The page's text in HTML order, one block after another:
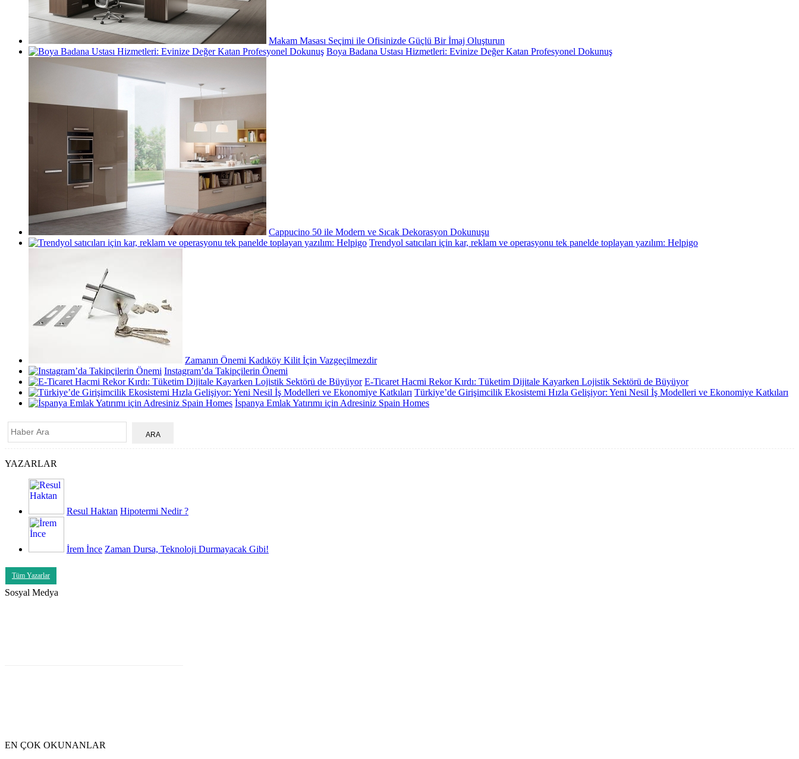
Makam Masası Seçimi ile Ofisinizde Güçlü Bir İmaj Oluşturun
Boya Badana Ustası Hizmetleri: Evinize Değer Katan Profesyonel Dokunuş
Cappucino 50 ile Modern ve Sıcak Dekorasyon Dokunuşu
Trendyol satıcıları için kar, reklam ve operasyonu tek panelde toplayan yazılım: Helpigo
Zamanın Önemi Kadıköy Kilit İçin Vazgeçilmezdir
Instagram’da Takipçilerin Önemi
E-Ticaret Hacmi Rekor Kırdı: Tüketim Dijitale Kayarken Lojistik Sektörü de Büyüyor
Türkiye’de Girişimcilik Ekosistemi Hızla Gelişiyor: Yeni Nesil İş Modelleri ve Ekonomiye Katkıları
İspanya Emlak Yatırımı için Adresiniz Spain Homes
YAZARLAR
Resul Haktan Hipotermi Nedir ?
İrem İnce Zaman Dursa, Teknoloji Durmayacak Gibi!
Tüm Yazarlar
Sosyal Medya
EN ÇOK OKUNANLAR